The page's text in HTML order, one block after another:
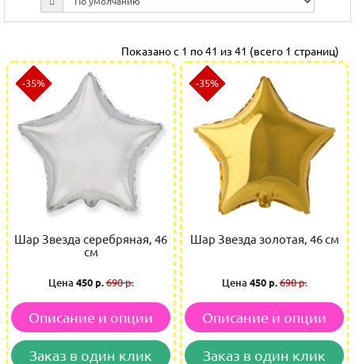
Показано с 1 по 41 из 41 (всего 1 страниц)
-35%
Шар Звезда серебряная, 46
см
Цена 450 р.690 р.
Описание и опции
Заказ в один клик
-35%
Шар Звезда золотая, 46 см
Цена 450 р.690 р.
Описание и опции
Заказ в один клик